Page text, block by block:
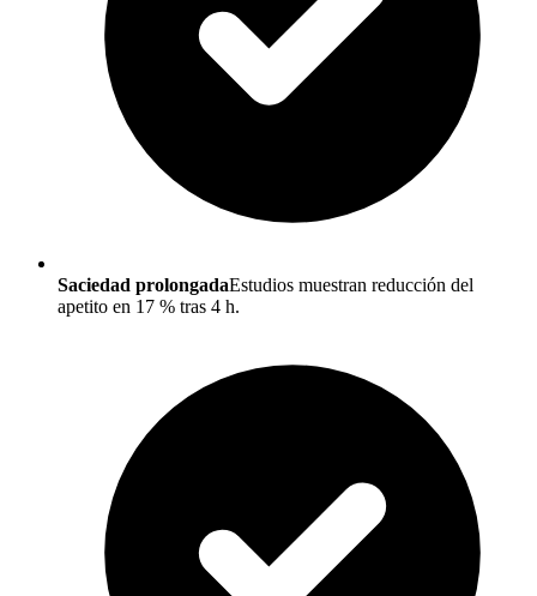
Saciedad prolongadaEstudios muestran reducción del
apetito en 17 % tras 4 h.